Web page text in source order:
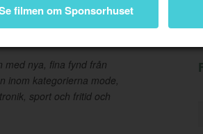
filmen om Sponsorhuset
med nya, fina fynd från
inom kategorierna mode,
sport och fritid och